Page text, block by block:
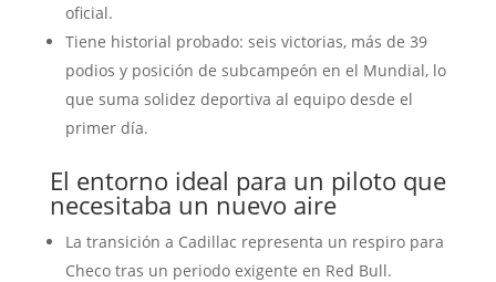
oficial.
Tiene historial probado: seis victorias, más de 39
podios y posición de subcampeón en el Mundial, lo
que suma solidez deportiva al equipo desde el
primer día.
El entorno ideal para un piloto que
necesitaba un nuevo aire
La transición a Cadillac representa un respiro para
Checo tras un periodo exigente en Red Bull.